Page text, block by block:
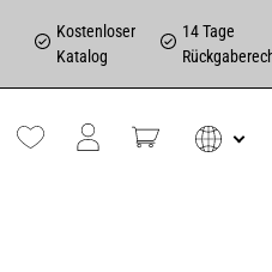
Kostenloser
Katalog
14 Tage